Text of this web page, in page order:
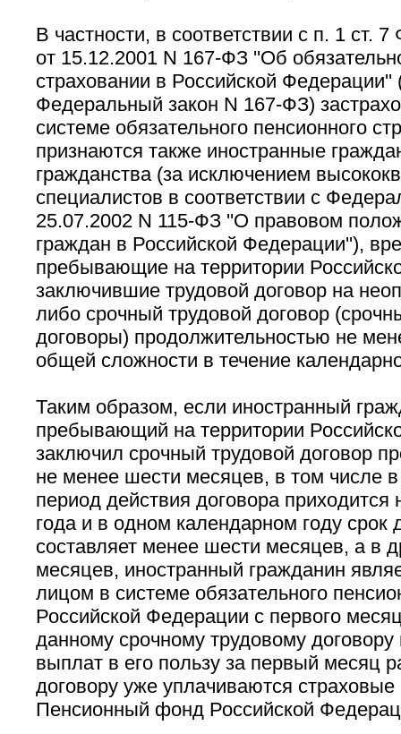
В частности, в соответствии с п. 1 ст.
от 15.12.2001 N 167-ФЗ ''Об
страховании в Российской Федерации''
Федеральный закон N 167-ФЗ)
системе обязательного пенсионного
признаются также иностранные
гражданства (за исключением
специалистов в соответствии с
25.07.2002 N 115-ФЗ ''О правовом
граждан в Российской Федерации''),
пребывающие на территории
заключившие трудовой договор на
либо срочный трудовой договор
договоры) продолжительностью не
общей сложности в течение
Таким образом, если иностранный
пребывающий на территории
заключил срочный трудовой договор
не менее шести месяцев, в том числе в
период действия договора
года и в одном календарном году срок
составляет менее шести месяцев, а в
месяцев, иностранный гражданин
лицом в системе обязательного
Российской Федерации с первого
данному срочному трудовому договору
выплат в его пользу за первый месяц
договору уже уплачиваются страховые
Пенсионный фонд Российской